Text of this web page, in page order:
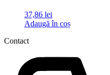
37,86 lei
Adaugă în coș
Contact